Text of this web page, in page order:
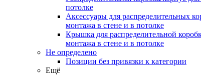
потолке
Аксессуары для распределительных
монтажа в стене и в потолке
Крышка для распределительной
монтажа в стене и в потолке
Не определено
Позиции без привязки к категории
Ещё